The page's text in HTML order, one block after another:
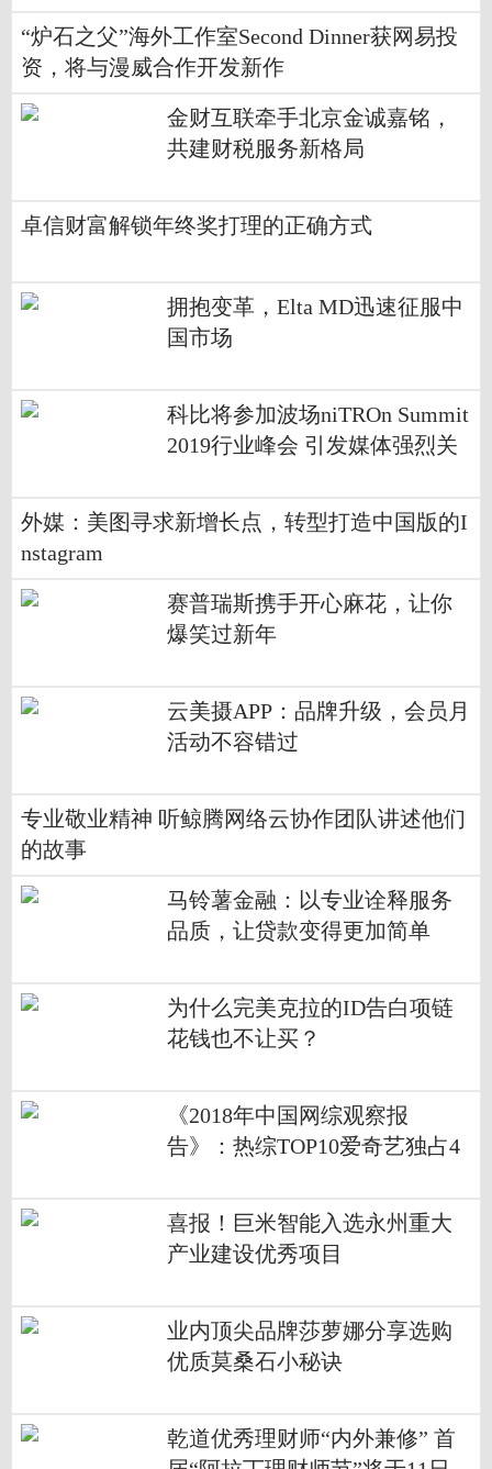
“炉石之父”海外工作室Second Dinner获网易投
资，将与漫威合作开发新作
金财互联牵手北京金诚嘉铭，
共建财税服务新格局
卓信财富解锁年终奖打理的正确方式
拥抱变革，Elta MD迅速征服中
国市场
科比将参加波场niTROn Summit
2019行业峰会 引发媒体强烈关
外媒：美图寻求新增长点，转型打造中国版的I
nstagram
赛普瑞斯携手开心麻花，让你
爆笑过新年
云美摄APP：品牌升级，会员月
活动不容错过
专业敬业精神 听鲸腾网络云协作团队讲述他们
的故事
马铃薯金融：以专业诠释服务
品质，让贷款变得更加简单
为什么完美克拉的ID告白项链
花钱也不让买？
《2018年中国网综观察报
告》：热综TOP10爱奇艺独占4
喜报！巨米智能入选永州重大
产业建设优秀项目
业内顶尖品牌莎萝娜分享选购
优质莫桑石小秘诀
乾道优秀理财师“内外兼修” 首